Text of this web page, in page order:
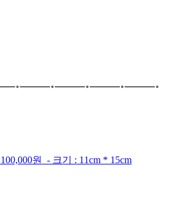
원 - 크기 : 11cm * 15cm